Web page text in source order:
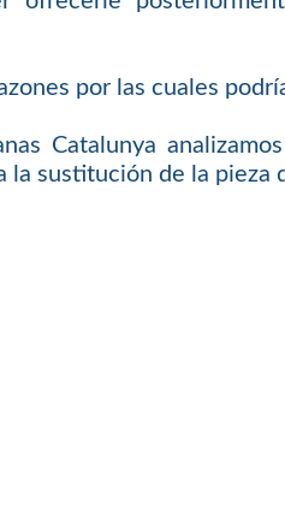
por las cuales
Catalunya
la sustitución de la pieza